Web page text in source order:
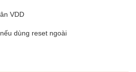
VDD
dùng reset ngoài